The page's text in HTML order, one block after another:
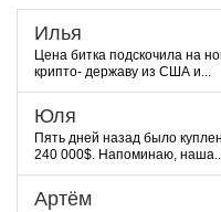
Илья
Цена битка подскочила на
крипто- державу из США и...
Юля
Пять дней назад было
240 000$. Напоминаю,
Артём